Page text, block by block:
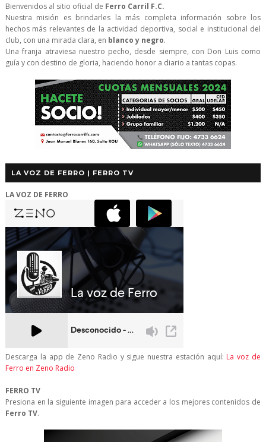
Bienvenidos al sitio oficial de Ferro Carril F.C.
Nuestra misión es brindarles la más completa información sobre los
hechos más relevantes de la actividad deportiva, social e institucional del
club, con una mirada clara, en blanco y negro.
Una franja atraviesa nuestro pecho, desde siempre, con Don Luis como
guía y con destino de gloria, haciendo honor a diario a tantas copas.
LA VOZ DE FERRO | FERRO TV
LA VOZ DE FERRO
Descarga la app de Zeno Radio y sigue nuestra estación aquí: La voz de
Ferro en Zeno Radio
FERRO TV
Presiona en la siguiente imagen para acceder a los mejores contenidos de
Ferro TV.